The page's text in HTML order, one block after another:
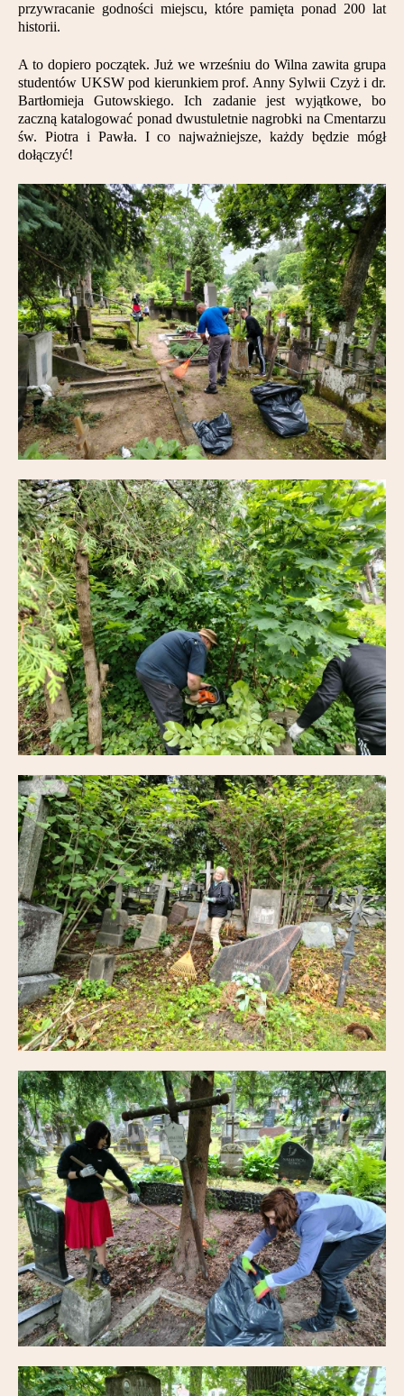
przywracanie godności miejscu, które pamięta ponad 200 lat
historii.
A to dopiero początek. Już we wrześniu do Wilna zawita grupa
studentów UKSW pod kierunkiem prof. Anny Sylwii Czyż i dr.
Bartłomieja Gutowskiego. Ich zadanie jest wyjątkowe, bo
zaczną katalogować ponad dwustuletnie nagrobki na Cmentarzu
św. Piotra i Pawła. I co najważniejsze, każdy będzie mógł
dołączyć!